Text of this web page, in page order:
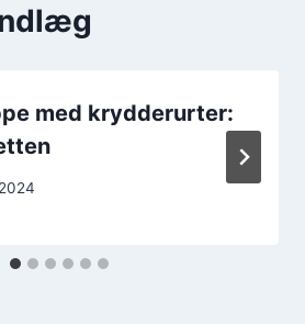
med krydderurter: